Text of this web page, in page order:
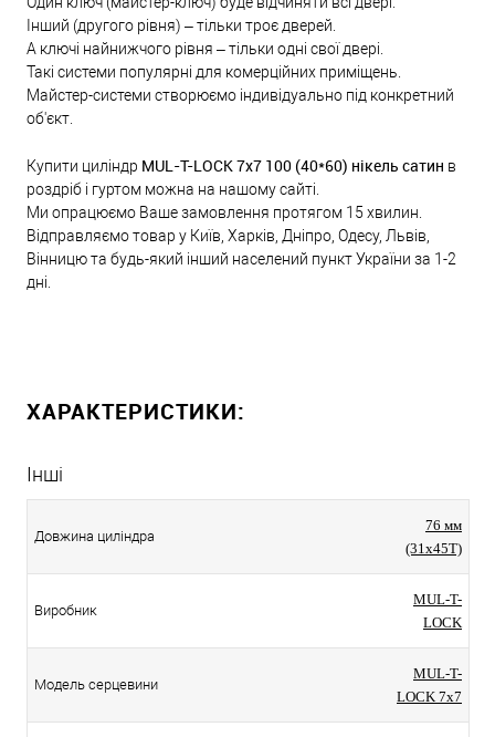
Інший (другого рівня) – тільки троє дверей.
А ключі найнижчого рівня – тільки одні свої двері.
Такі системи популярні для комерційних приміщень.
Майстер-системи створюємо індивідуально під конкретний
об'єкт.
Купити циліндр MUL-T-LOCK 7x7 100 (40*60) нікель сатин в
роздріб і гуртом можна на нашому сайті.
Ми опрацюємо Ваше замовлення протягом 15 хвилин.
Відправляємо товар у Київ, Харків, Дніпро, Одесу, Львів,
Вінницю та будь-який інший населений пункт України за 1-2
дні.
ХАРАКТЕРИСТИКИ:
Інші
Довжина циліндра
76 мм
(31x45T)
Виробник
MUL-T-
LOCK
Модель серцевини
MUL-T-
LOCK 7x7